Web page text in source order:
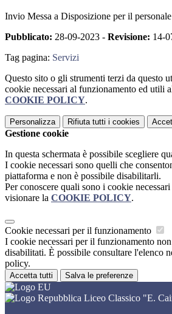
Invio Messa a Disposizione per il
Pubblicato: 28-09-2023 - Revisione: 14-
Tag pagina: Servizi
Questo sito o gli strumenti terzi da questo
cookie necessari al funzionamento ed utili
COOKIE POLICY.
Personalizza Rifiuta tutti i cookies
Gestione cookie
In questa schermata è possibile scegliere
I cookie necessari sono quelli che
piattaforma e non è possibile disabilitarli.
Per conoscere quali sono i cookie
visionare la COOKIE POLICY.
Cookie necessari per il funzionamento
I cookie necessari per il funzionamento non
disabilitati. È possibile consultare l'elenco
policy.
Accetta tutti Salva le preferenze
Liceo Classico "E.